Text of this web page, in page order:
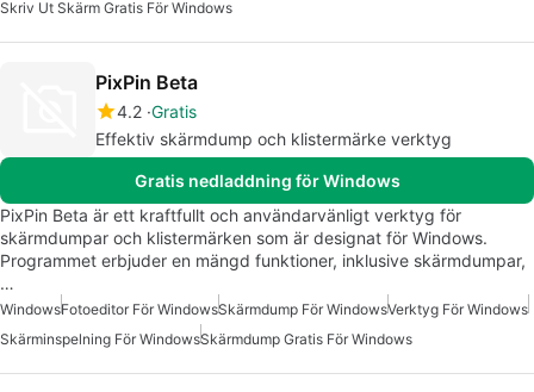
Skriv Ut Skärm Gratis För Windows
PixPin Beta
4.2 Gratis
Effektiv skärmdump och klistermärke verktyg
Gratis nedladdning för Windows
PixPin Beta är ett kraftfullt och användarvänligt verktyg för
skärmdumpar och klistermärken som är designat för Windows.
Programmet erbjuder en mängd funktioner, inklusive skärmdumpar,
…
WindowsFotoeditor För WindowsSkärmdump För WindowsVerktyg För Windows
Skärminspelning För WindowsSkärmdump Gratis För Windows